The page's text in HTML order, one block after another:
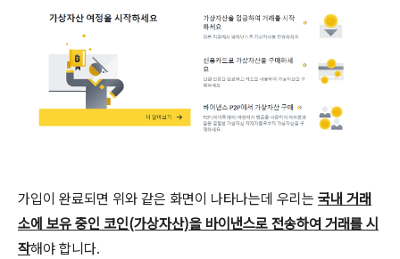
가입이 완료되면 위와 같은 화면이 나타나는데 우리는 국내 거래
소에 보유 중인 코인(가상자산)을 바이낸스로 전송하여 거래를 시
작해야 합니다.